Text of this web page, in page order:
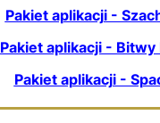
Pakiet aplikacji -
Pakiet aplikacji - Bitwy
Pakiet aplikacji -